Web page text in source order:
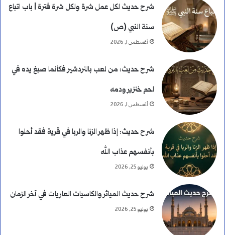
شرح حديث لكل عمل شرة ولكل شرة فترة | باب اتباع
سنة النبي (ص)
أغسطس 1, 2026
شرح حديث: من لعب بالنردشير فكأنما صبغ يده في
لحم خنزير ودمه
أغسطس 1, 2026
شرح حديث: إذا ظهر الزنا والربا في قرية فقد أحلوا
بأنفسهم عذاب الله
يوليو 25, 2026
شرح حديث المياثر والكاسيات العاريات في آخر الزمان
يوليو 25, 2026